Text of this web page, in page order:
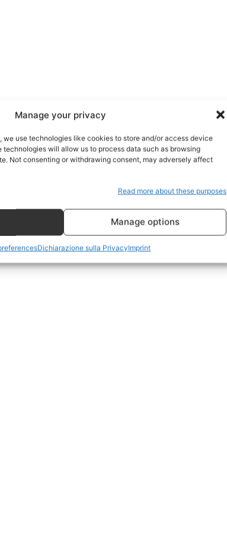
Manage your privacy
we use technologies like cookies to store and/or access device
technologies will allow us to process data such as browsing
Not consenting or withdrawing consent, may adversely affect
Read more about these purposes
Manage options
Dichiarazione sulla PrivacyImprint
Geopolitica